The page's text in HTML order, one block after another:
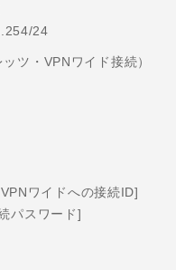
24
ツ・VPNワイド接続）
ワイドへの接続ID]
パスワード]